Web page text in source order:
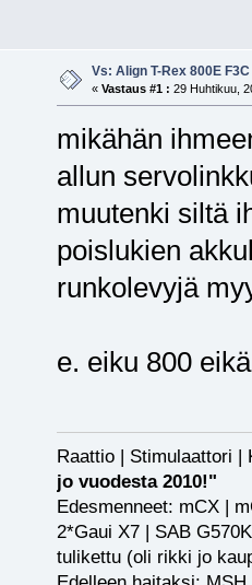
Vs: Align T-Rex 800E F3C
« Vastaus #1 : 29 Huhtikuu,
mikähän
allun
muutenki siltä
poislukien
runkolevyjä
e. eiku 800
Raattio |
jo vuodesta 2010!"
Edesmenneet: mCX |
2*Gaui X7 | SAB
tulikettu (oli rikki jo